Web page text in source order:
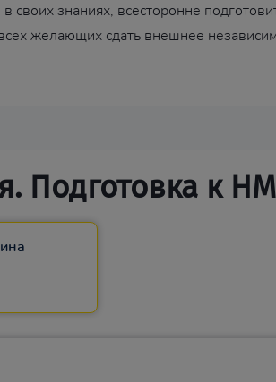
знаниях, всесторонне
желающих сдать внешнее
Подготовка к